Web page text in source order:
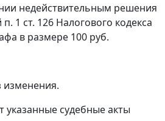
недействительным решения
п. 1 ст. 126 Налогового кодекса
в размере 100 руб.
изменения.
судебные акты